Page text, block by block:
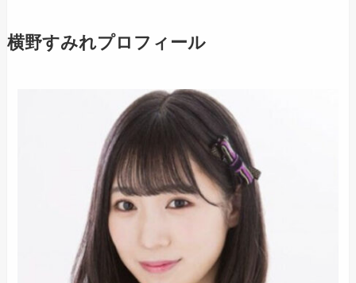
横野すみれプロフィール